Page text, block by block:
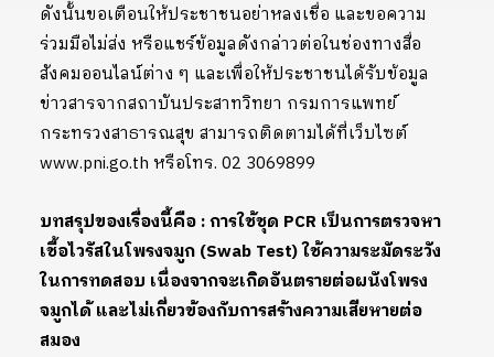
ดังนั้นขอเตือนให้ประชาชนอย่าหลงเชื่อ และขอความ
ร่วมมือไม่ส่ง หรือแชร์ข้อมูลดังกล่าวต่อในช่องทางสื่อ
สังคมออนไลน์ต่าง ๆ และเพื่อให้ประชาชนได้รับข้อมูล
ข่าวสารจากสถาบันประสาทวิทยา กรมการแพทย์
กระทรวงสาธารณสุข สามารถติดตามได้ที่เว็บไซต์
www.pni.go.th หรือโทร. 02 3069899
บทสรุปของเรื่องนี้คือ : การใช้ชุด PCR เป็นการตรวจหา
เชื้อไวรัสในโพรงจมูก (Swab Test) ใช้ความระมัดระวัง
ในการทดสอบ เนื่องจากจะเกิดอันตรายต่อผนังโพรง
จมูกได้ และไม่เกี่ยวข้องกับการสร้างความเสียหายต่อ
สมอง